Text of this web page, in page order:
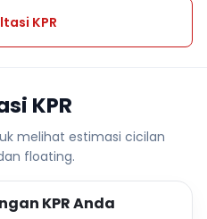
KPR
KPR
melihat estimasi cicilan
floating.
KPR Anda